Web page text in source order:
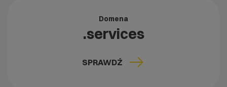
Domena
.services
SPRAWDŹ